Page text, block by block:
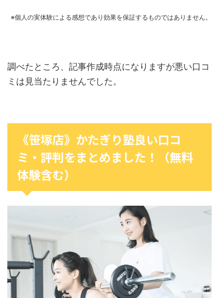
※個人の実体験による感想であり効果を保証するものではありません。
調べたところ、記事作成時点になりますが悪い口コ
ミは見当たりませんでした。
《笹塚店》かたぎり塾良い口コ
ミ・評判をまとめました！（無料
体験含む）